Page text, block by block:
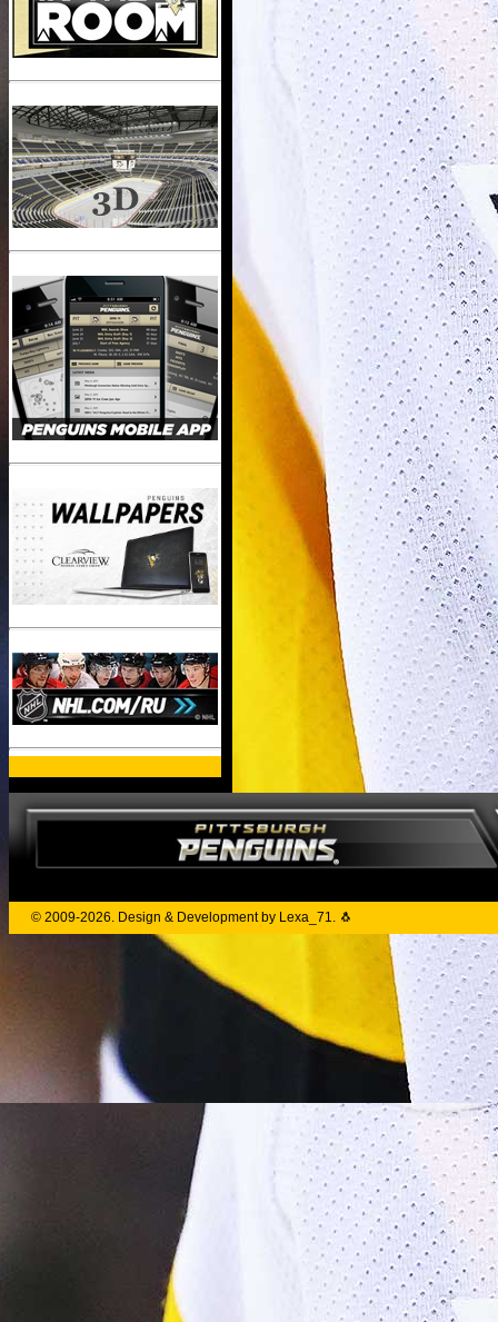
© 2009-2026. Design & Development by Lexa_71. 🐧